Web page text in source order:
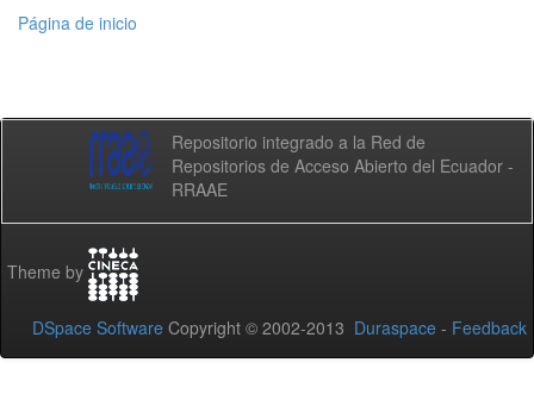
Página de inicio
Repositorio integrado a la Red de
Repositorios de Acceso Abierto del Ecuador -
RRAAE
Theme by
DSpace Software Copyright © 2002-2013 Duraspace - Feedback